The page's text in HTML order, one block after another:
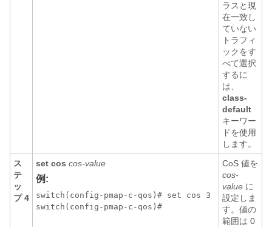
ラスと現
在一致し
ていない
トラフィ
ックをす
べて選択
するに
は、
class-
default
キーワー
ドを使用
します。
ス
テ
ッ
プ 4
set cos cos-value
例:
switch(config-pmap-c-qos)# set cos 3
switch(config-pmap-c-qos)#
CoS 値を
cos-
value に
設定しま
す。値の
範囲は 0